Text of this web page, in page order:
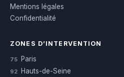
Mentions légales
Confidentialité
ZONES D’INTERVENTION
75 Paris
92 Hauts-de-Seine